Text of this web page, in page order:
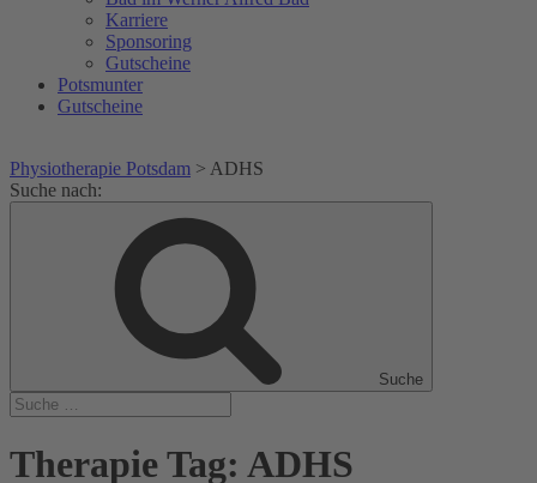
Karriere
Sponsoring
Gutscheine
Potsmunter
Gutscheine
Physiotherapie Potsdam > ADHS
Suche nach:
Suche
Therapie Tag: ADHS